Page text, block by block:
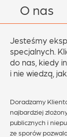
office@pz.legal
O nas
Jesteśmy
specjalnych.
do nas, kiedy
i nie wiedzą,
Doradzamy
najbardziej
publicznych i
ze sporów